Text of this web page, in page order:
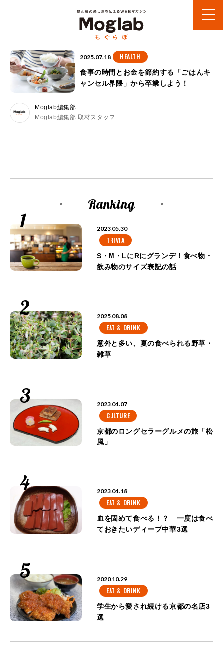
2025.07.18 HEALTH
食事の時間とお金を節約する「ごはんキ
ャンセル界隈」から卒業しよう！
Moglab編集部
Moglab編集部 取材スタッフ
Ranking
2023.05.30
TRIVIA
S・M・LにRにグランデ！食べ物・
飲み物のサイズ表記の話
2025.08.08
EAT & DRINK
意外と多い、夏の食べられる野草・
雑草
2023.04.07
CULTURE
京都のロングセラーグルメの旅「松
風」
2023.04.18
EAT & DRINK
血を固めて食べる！？ 一度は食べ
ておきたいディープ中華3選
2020.10.29
EAT & DRINK
学生から愛され続ける京都の名店3
選